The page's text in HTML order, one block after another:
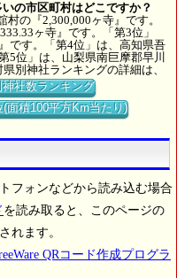
の市区町村はどこですか？
の『2,300,000ヶ寺』です。
ヶ寺』です。「第3位」
です。「第4位」は、高知県吾
5位」は、山梨県南巨摩郡早川
別神社ランキングの詳細は、
社数ランキング
(面積100平方Km当たり)
フォンなどから読み込む場合
を読み取ると、このページの
れます。
QRコード作成プログラ